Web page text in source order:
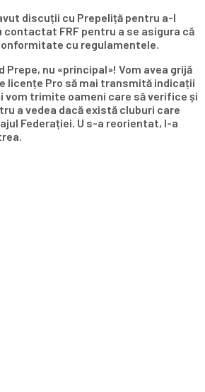
discuții cu Prepeliță pentru a-l
contactat FRF pentru a se asigura că
cu regulamentele.
Prepe, nu «principal»! Vom avea grijă
licențe Pro să mai transmită indicații
vom trimite oameni care să verifice și
a vedea dacă există cluburi care
Federației. U s-a reorientat, l-a